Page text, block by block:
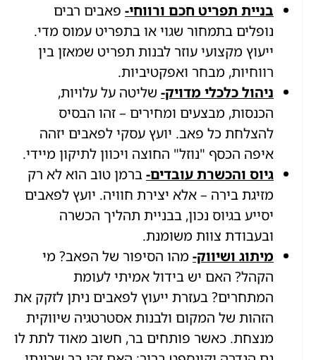
בניית תפריט חכם ורווחי- פאבים רבים
נופלים בתמחור שגוי או בתפריט עמוס מדי.
ייעוץ מקצועי עוזר לבנות תפריט שמאזן בין
רווחיות, מבחר ואפקטיביות.
ניהול כלכלי מדויק- שליטה על עלויות,
הכנסות, מבצעים ומחירים – זהו הבסיס
להצלחת כל פאב. יועץ עסקי לפאבים יזהה
איפה הכסף "נוזל" החוצה ויכוון לתיקון מיידי.
גיוס והכשרת עובדים-ברמן טוב הוא לא רק
מזיגת בירה – אלא יצירת חוויה. יועץ לפאבים
יסייע בגיוס נכון, בבניית תהליך הכשרה
ובעבודת צוות משומנת.
מיתוג ושיווק- מהו הסיפור של הפאב? מי
הקהל? האם יש בידול אמיתי לעומת
המתחרים? בעזרת ייעוץ לפאבים ניתן לזקק את
הזהות של המקום ולבנות אסטרטגיה שיווקית
מנצחת. כאשר פותחים בר, חשוב מאוד לתת לו